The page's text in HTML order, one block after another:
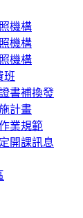
機構
機構
機構
班
書補換發
計畫
業規範
開課訊息